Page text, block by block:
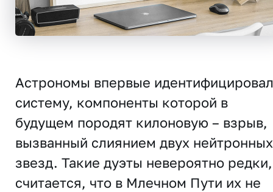
Астрономы впервые
систему, компоненты которой в
будущем породят килоновую – взрыв,
вызванный слиянием двух нейтронных
звезд. Такие дуэты невероятно редки,
считается, что в Млечном Пути их не